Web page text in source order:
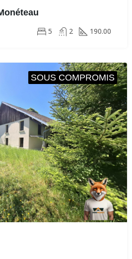
5 2 190.00
SOUS COMPROMIS